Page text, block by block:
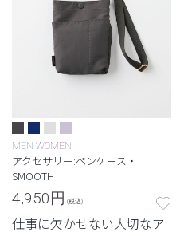
MEN WOMEN
アクセサリー:ペンケース・
SMOOTH
4,950円 (税込)
仕事に欠かせない大切なア